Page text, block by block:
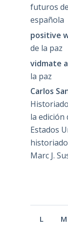
futuros
española
positive
de la paz
vidmate
la paz
Carlos
la edición
Estados
Marc J.
L M